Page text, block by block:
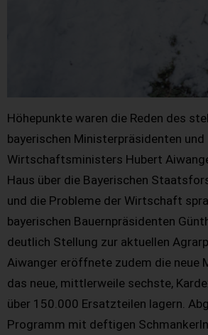
Höhepunkte waren die Reden des
bayerischen Ministerpräsidenten und
Wirtschaftsministers Hubert
Haus über die Bayerischen
und die Probleme der Wirtschaft
bayerischen Bauernpräsidenten
deutlich Stellung zur aktuellen
Aiwanger eröffnete zudem die neue
das neue, mittlerweile sechste,
über 150.000 Ersatzteilen lagern.
Programm mit deftigen